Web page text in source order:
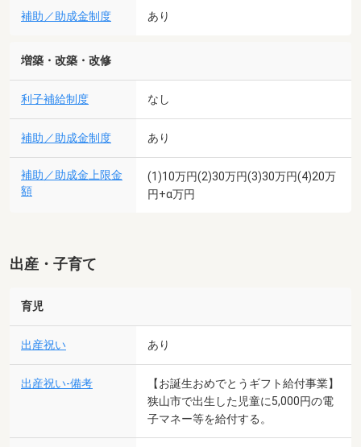
補助／助成金制度 あり
増築・改築・改修
利子補給制度 なし
補助／助成金制度 あり
補助／助成金上限金
額
(1)10万円(2)30万円(3)30万円(4)20万
円+α万円
出産・子育て
育児
出産祝い あり
出産祝い-備考
【お誕生おめでとうギフト給付事業】
狭山市で出生した児童に5,000円の電
子マネー等を給付する。